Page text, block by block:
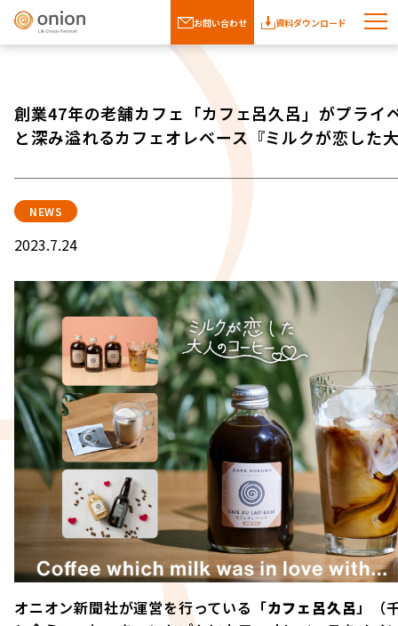
お問い合わせ 資料ダウンロード
創業47年の老舗カフェ「カフェ呂久呂」がプライ
と深み溢れるカフェオレベース『ミルクが恋した
NEWS
2023.7.24
オニオン新聞社が運営を行っている「カフェ呂久呂 」（